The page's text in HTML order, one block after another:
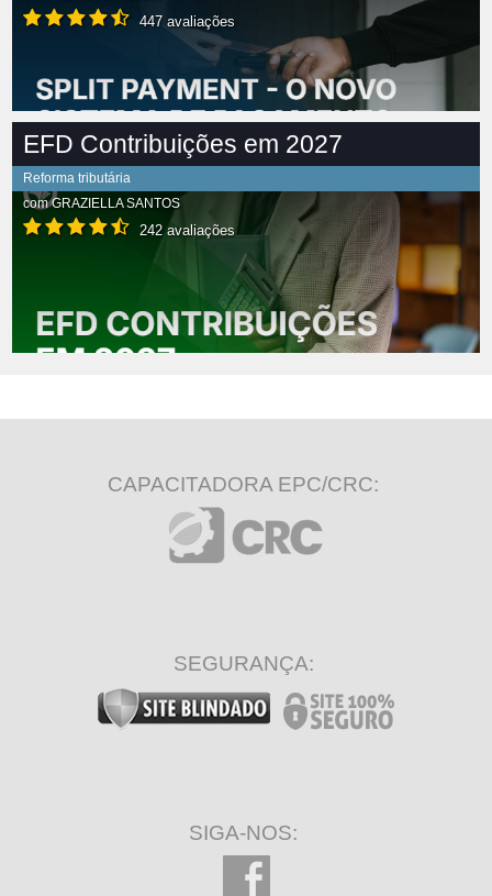
447 avaliações
EFD Contribuições em 2027
Reforma tributária
comGRAZIELLA SANTOS
242 avaliações
CAPACITADORA EPC/CRC:
SEGURANÇA:
SIGA-NOS: